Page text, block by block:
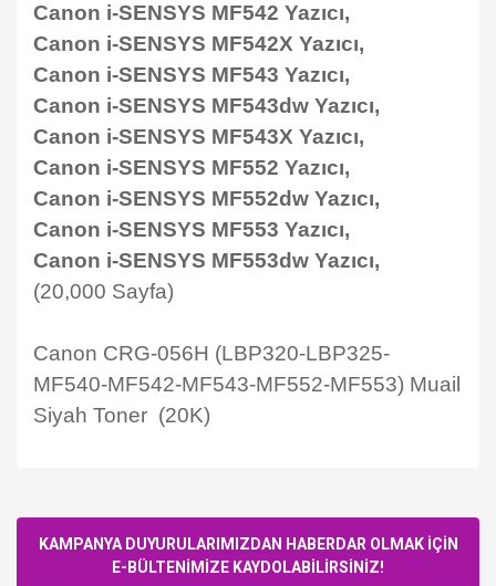
Canon i-SENSYS MF542 Yazıcı,
Canon i-SENSYS MF542X Yazıcı,
Canon i-SENSYS MF543 Yazıcı,
Canon i-SENSYS MF543dw Yazıcı,
Canon i-SENSYS MF543X Yazıcı,
Canon i-SENSYS MF552 Yazıcı,
Canon i-SENSYS MF552dw Yazıcı,
Canon i-SENSYS MF553 Yazıcı,
Canon i-SENSYS MF553dw Yazıcı,
(20,000 Sayfa)
Canon CRG-056H (LBP320-LBP325-
MF540-MF542-MF543-MF552-MF553) Muail
Siyah Toner (20K)
Yorum Yaz
KAMPANYA DUYURULARIMIZDAN HABERDAR OLMAK İÇİN
E-BÜLTENİMİZE KAYDOLABİLİRSİNİZ!